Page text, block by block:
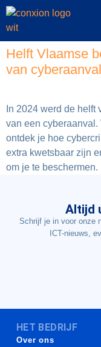
Helft Vlaamse
van cyberaanval
In 2024 werd de
van een cyberaanval.
ontdek je hoe
extra kwetsbaar zijn
om je te beschermen.
Altijd
Schrijf je in voor onze
ICT-nieuws,
HET BEDRIJF
Over ons